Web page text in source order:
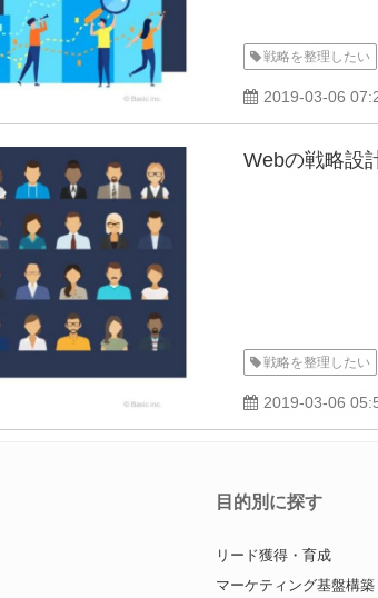
戦略を整理したい
2019-03-06
Webの戦略設
戦略を整理したい
2019-03-06
目的別に探す
リード獲得・育成
マーケティング基盤構築